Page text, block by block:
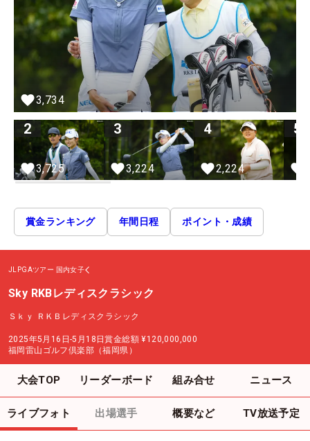
3,734
2
3,725
3
3,224
4
2,224
5
賞金ランキング 年間日程 ポイント・成績
JLPGAツアー 国内女子
Sky RKBレディスクラシック
Ｓｋｙ ＲＫＢレディスクラシック
2025年5月16日-5月18日賞金総額 ¥120,000,000
福岡雷山ゴルフ倶楽部（福岡県）
大会TOP リーダーボード 組み合せ ニュース
ライブフォト 出場選手 概要など TV放送予定